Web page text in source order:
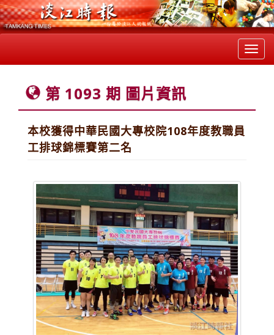
第 1093 期 圖片資訊
本校獲得中華民國大專校院108年度教職員
工排球錦標賽第二名